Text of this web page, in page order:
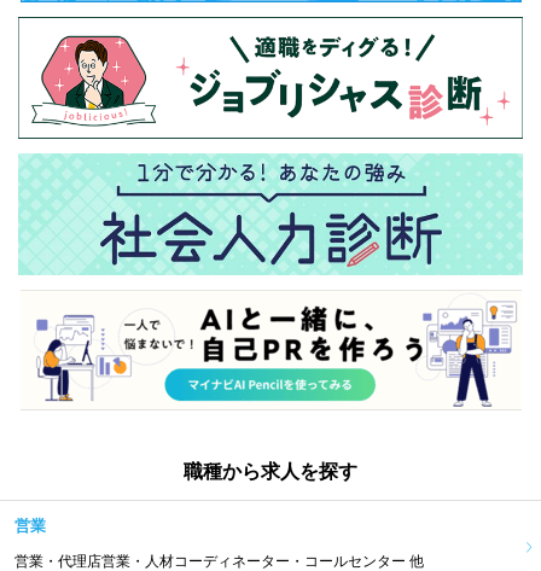
職種から求人を探す
営業
営業・代理店営業・人材コーディネーター・コールセンター 他